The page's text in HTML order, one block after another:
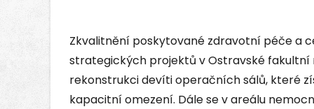
Zkvalitnění poskytované zdravotní péče a
strategických projektů v Ostravské fakultní
rekonstrukci devíti operačních sálů, které
kapacitní omezení. Dále se v areálu